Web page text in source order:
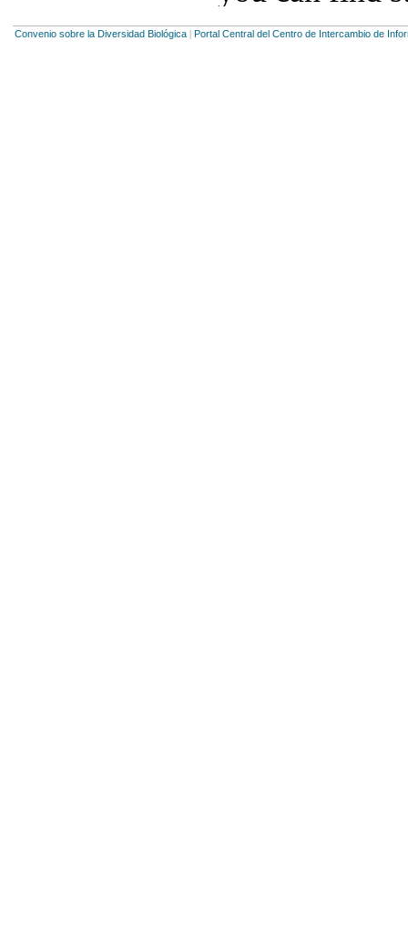
Convenio sobre la Diversidad Biológica Portal Central del Centro de Intercambio de